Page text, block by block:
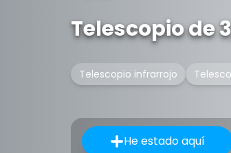
Telescopio de
Telescopio infrarrojo
He estado aquí